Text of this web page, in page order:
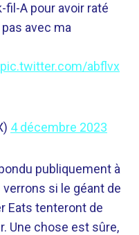
fil-A pour avoir raté
avec ma
pic.twitter.com/abflvx
4 décembre 2023
publiquement à
verrons si le géant de
Eats tenteront de
Une chose est sûre,